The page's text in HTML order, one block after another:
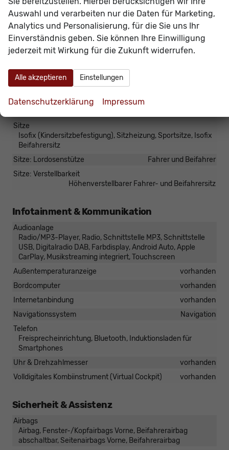
Armlehnen
Mittelarmlehne
Doppelter Laderaumboden
vorhanden
Fensterheber
elektrisch 4-fach
Innenraumfilter
vorhanden
Laderaumabdeckung
in Leder, höhenverstellbar, mit Multifunktionen, in
Sitze
Isofix (Kindersitzbefestigung), Sitzheizung, Sportsitze, Isofix
Beifahrersitz
Sitze: Lordosenstütze
Fahrer und Beifahrer
Sitze: Verstellbarkeit
Höhenverstellbarer Fahrer- und Beifahrersitz
Infotainment & Kommunikation
Audioanlage
Radio/MP3-Player, Radio, Schnittstelle MP3, Schnittstelle
USB, Digitalradio DAB, Farbdisplay, Android Auto, Apple
CarPlay, Musikstreaming integriert, Touchscreen
Außentemperaturanzeige
vorhanden
Bordcomputer
vorhanden
Internetanbindung
vorhanden
Navigationssystem
Navigation
Telefon
Freisprecheinrichtung, Bluetooth, Induktionsladen für
Smartphones
Uhr & Drehzahlmesser
vorhanden
Volldigitales Kombiinstrument (Virtual Cockpit)
vorhanden
Sicherheit & Assistenz
Airbags
Airbag, Fenster-/Kopfairbags Vorne, Beifahrerairbag
abschaltbar, Seitenairbags Vorne, Beifahrerairbag
Auswahl und verarbeiten nur die Daten für Marketing,
Analytics und Personalisierung, für die Sie uns Ihr
Einverständnis geben. Sie können Ihre Einwilligung
jederzeit mit Wirkung für die Zukunft widerrufen.
Alle akzeptieren Einstellungen
Datenschutzerklärung Impressum